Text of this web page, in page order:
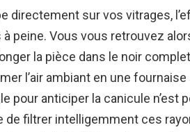
directement sur vos vitrages,
peine. Vous vous retrouvez
la pièce dans le noir
l’air ambiant en une
pour anticiper la canicule n’est
de filtrer intelligemment ces